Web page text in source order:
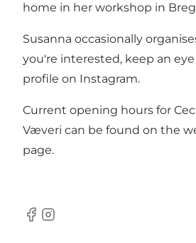
home in her workshop in
Susanna occasionally
you're interested, keep an
profile on Instagram.
Current opening hours for
Væveri can be found on the
page.
Facebook
Instagram